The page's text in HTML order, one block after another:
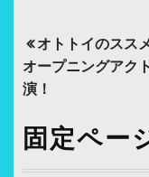
投
稿
ナ
ビ
ゲ
オトトイのスス
オープニングアク
演！
固定ペー